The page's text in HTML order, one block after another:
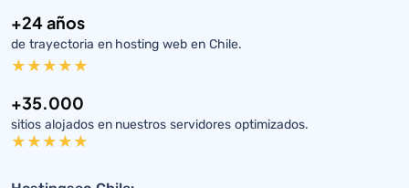
+24 años
de trayectoria en hosting web en Chile.
+35.000
sitios alojados en nuestros servidores optimizados.